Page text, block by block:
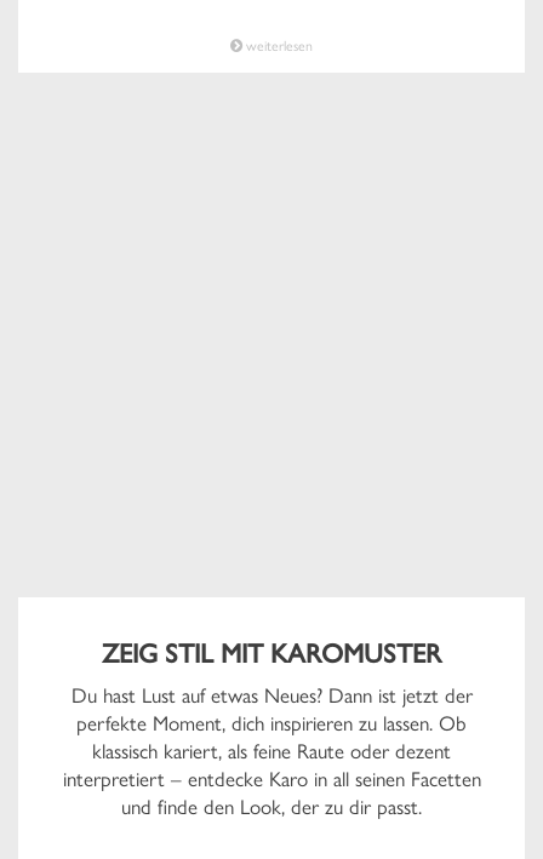
weiterlesen
ZEIG STIL MIT KAROMUSTER
Du hast Lust auf etwas Neues? Dann ist jetzt der
perfekte Moment, dich inspirieren zu lassen. Ob
klassisch kariert, als feine Raute oder dezent
interpretiert – entdecke Karo in all seinen Facetten
und finde den Look, der zu dir passt.